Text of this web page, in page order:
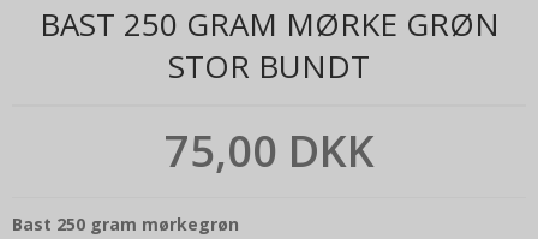
BAST 250 GRAM MØRKE GRØN
STOR BUNDT
75,00 DKK
Bast 250 gram mørkegrøn